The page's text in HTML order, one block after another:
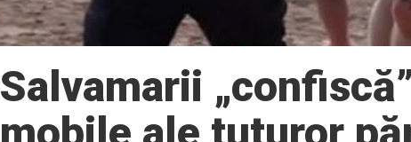
Salvamarii